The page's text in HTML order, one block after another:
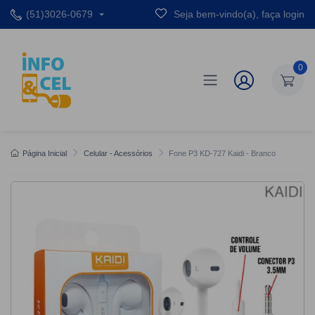
(51)3026-0679 Seja bem-vindo(a), faça login
0
Página Inicial Celular - Acessórios Fone P3 KD-727 Kaidi - Branco